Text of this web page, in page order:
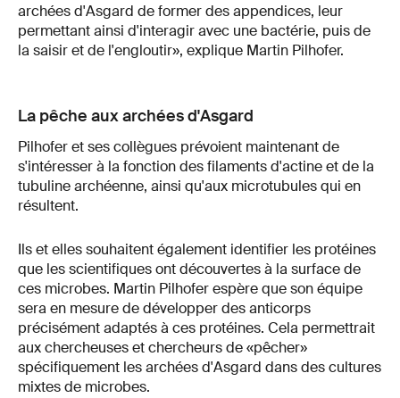
archées d'Asgard de former des appendices, leur
permettant ainsi d'interagir avec une bactérie, puis de
la saisir et de l'engloutir», explique Martin Pilhofer.
La pêche aux archées d'Asgard
Pilhofer et ses collègues prévoient maintenant de
s'intéresser à la fonction des filaments d'actine et de la
tubuline archéenne, ainsi qu'aux microtubules qui en
résultent.
Ils et elles souhaitent également identifier les protéines
que les scientifiques ont découvertes à la surface de
ces microbes. Martin Pilhofer espère que son équipe
sera en mesure de développer des anticorps
précisément adaptés à ces protéines. Cela permettrait
aux chercheuses et chercheurs de «pêcher»
spécifiquement les archées d'Asgard dans des cultures
mixtes de microbes.